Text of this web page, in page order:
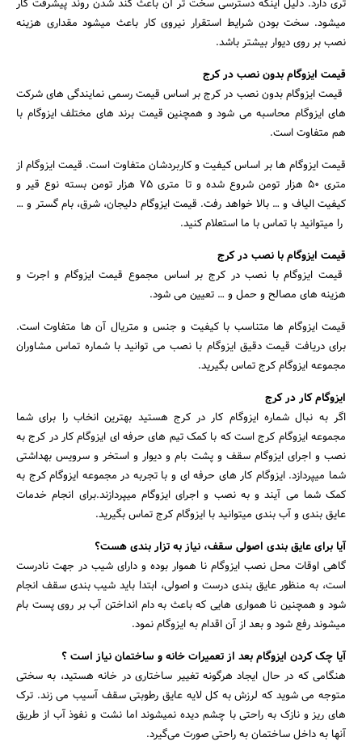
تری دارد. دلیل اینکه دسترسی سخت تر آن باعث کند شدن روند پیشرفت کار
میشود. سخت بودن شرایط استقرار نیروی کار باعث میشود مقداری هزینه
نصب بر روی دیوار بیشتر باشد.
قیمت ایزوگام بدون نصب در کرج
قیمت ایزوگام بدون نصب در کرج بر اساس قیمت رسمی نمایندگی های شرکت
های ایزوگام محاسبه می شود و همچنین قیمت برند های مختلف ایزوگام با
هم متفاوت است.
قیمت ایزوگام ها بر اساس کیفیت و کاربردشان متفاوت است. قیمت ایزوگام از
متری 50 هزار تومن شروع شده و تا متری 75 هزار تومن بسته نوع قیر و
کیفیت الیاف و … بالا خواهد رفت. قیمت ایزوگام دلیجان، شرق، بام گستر و …
را میتوانید با تماس با ما استعلام کنید.
قیمت ایزوگام با نصب در کرج
قیمت ایزوگام با نصب در کرج بر اساس مجموع قیمت ایزوگام و اجرت و
هزینه های مصالح و حمل و … تعیین می شود.
قیمت ایزوگام ها متناسب با کیفیت و جنس و متریال آن ها متفاوت است.
برای دریافت قیمت دقیق ایزوگام با نصب می توانید با شماره تماس مشاوران
مجموعه ایزوگام کرج تماس بگیرید.
ایزوگام کار در کرج
اگر به نبال شماره ایزوگام کار در کرج هستید بهترین انخاب را برای شما
مجموعه ایزوگام کرج است که با کمک تیم های حرفه ای ایزوگام کار در کرج به
نصب و اجرای ایزوگام سقف و پشت بام و دیوار و استخر و سرویس بهداشتی
شما میپردازد. ایزوگام کار های حرفه ای و با تجربه در مجموعه ایزوگام کرج به
کمک شما می آیند و به نصب و اجرای ایزوگام میپردازند.برای انجام خدمات
عایق بندی و آب بندی میتوانید با ایزوگام کرج تماس بگیرید.
آیا برای عایق بندی اصولی سقف، نیاز به تزار بندی هست؟
گاهی اوقات محل نصب ایزوگام نا هموار بوده و دارای شیب در جهت نادرست
است، به منظور عایق بندی درست و اصولی، ابتدا باید شیب بندی سقف انجام
شود و همچنین نا همواری هایی که باعث به دام انداختن آب بر روی پست بام
میشوند رفع شود و بعد از آن اقدام به ایزوگام نمود.
آیا چک کردن ایزوگام بعد از تعمیرات خانه و ساختمان نیاز است ؟
هنگامی که در حال ایجاد هرگونه تغییر ساختاری در خانه هستید، به سختی
متوجه می شوید که لرزش به کل لایه عایق رطوبتی سقف آسیب می زند. ترک
های ریز و نازک به راحتی با چشم دیده نمیشوند اما نشت و نفوذ آب از طریق
آنها به داخل ساختمان به راحتی صورت می‌گیرد.